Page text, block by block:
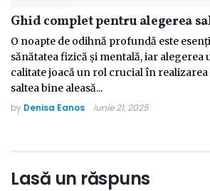
Ghid complet pentru alegerea
O noapte de odihnă profundă este
sănătatea fizică și mentală, iar alegerea
calitate joacă un rol crucial în realizarea
saltea bine aleasă...
by Denisa Eanos iunie 21, 2025
Lasă un răspuns